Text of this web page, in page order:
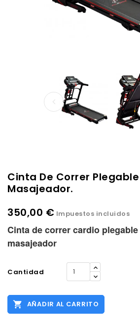
Cinta De Correr
Masajeador.
350,00 € Impuestos incluidos
Cinta de correr cardio plegable
masajeador
Cantidad
 AÑADIR AL CARRITO